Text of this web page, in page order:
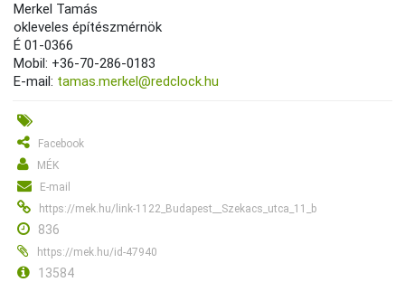
Merkel Tamás
okleveles építészmérnök
É 01-0366
Mobil: +36-70-286-0183
E-mail: tamas.merkel@redclock.hu
Facebook
MÉK
E-mail
https://mek.hu/link-1122_Budapest__Szekacs_utca_11_b
836
https://mek.hu/id-47940
13584